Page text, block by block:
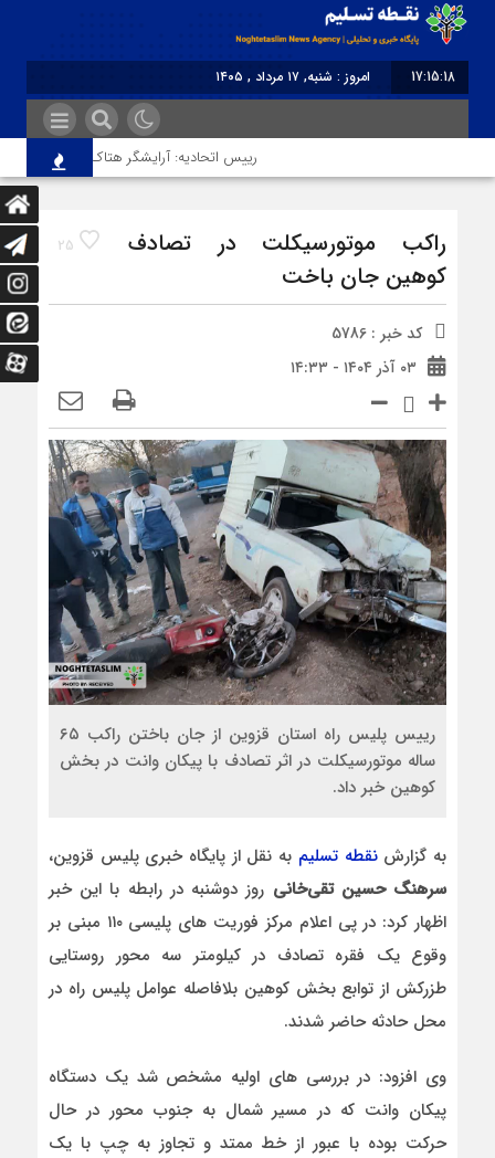
17:15:18
امروز : شنبه, ۱۷ مرداد , ۱۴۰۵
رییس اتحادیه: آرایشگر هتاک در قزوین عضو
25
راکب موتورسیکلت در تصادف
کوهین جان باخت
کد خبر : 5786
۰۳ آذر ۱۴۰۴ - ۱۴:۳۳
رییس پلیس راه استان قزوین از جان باختن راکب ۶۵
ساله موتورسیکلت در اثر تصادف با پیکان وانت در بخش
کوهین خبر داد.
به گزارشنقطه تسلیم به نقل از پایگاه خبری پلیس قزوین،
سرهنگ حسین تقی‌خانی روز دوشنبه در رابطه با این خبر
اظهار کرد: در پی اعلام مرکز فوریت های پليسی ۱۱۰ مبنی بر
وقوع یک فقره تصادف در کیلومتر سه محور روستایی
طزرکش از توابع بخش کوهین بلافاصله عوامل پلیس راه در
محل حادثه حاضر شدند.
وی افزود: در بررسی های اولیه مشخص شد یک دستگاه
پیکان وانت که در مسیر شمال به جنوب محور در حال
حرکت بوده با عبور از خط ممتد و تجاوز به چپ با یک